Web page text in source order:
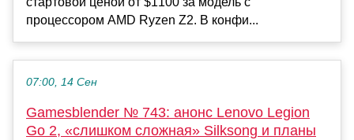
процессором AMD Ryzen Z2. В конфи...
07:00, 14 Сен
Gamesblender № 743: анонс Lenovo Legion
Go 2, «слишком сложная» Silksong и планы